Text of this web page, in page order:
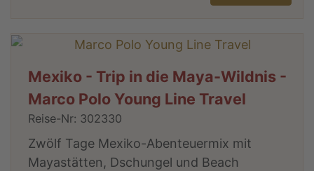
Mexiko - Trip in die Maya-Wildnis -
Marco Polo Young Line Travel
Reise-Nr: 302330
Zwölf Tage Mexiko-Abenteuermix mit
Mayastätten, Dschungel und Beach